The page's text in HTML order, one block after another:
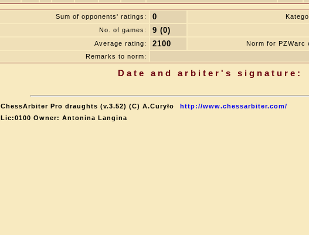
Sum of opponents' ratings: 0
No. of games: 9 (0)
Average rating: 2100
Norm for PZWarc
Remarks to norm:
Date and arbiter's signature:
ChessArbiter Pro draughts (v.3.52) (C) A.Curyło
http://www.chessarbiter.com/
Lic:0100 Owner: Antonina Langina